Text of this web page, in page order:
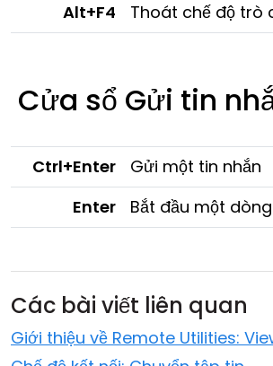
Alt+F4
Thoát chế độ trò
Cửa sổ Gửi tin
Ctrl+Enter
Gửi một tin nhắn
Enter
Bắt đầu một
Các bài viết liên quan
Giới thiệu về Remote Utilities: